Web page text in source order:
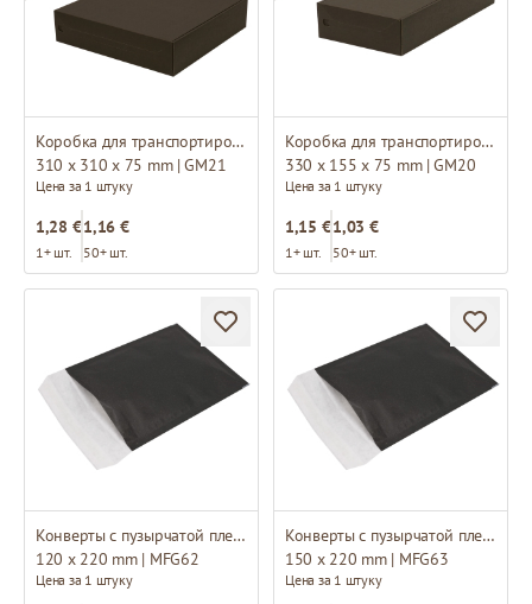
Коробка для транспортировки
310 x 310 x 75 mm | GM21
Цена за 1 штуку
1,28 €
1+ шт.
1,16 €
50+ шт.
Коробка для транспортировки
330 x 155 x 75 mm | GM20
Цена за 1 штуку
1,15 €
1+ шт.
1,03 €
50+ шт.
Конверты с пузырчатой пленкой B12
120 x 220 mm | MFG62
Цена за 1 штуку
Конверты с пузырчатой пленкой C13
150 x 220 mm | MFG63
Цена за 1 штуку